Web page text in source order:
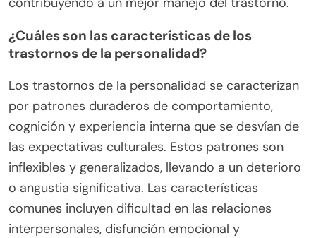
¿Cuáles son las características de los
trastornos de la personalidad?
Los trastornos de la personalidad se caracterizan
por patrones duraderos de comportamiento,
cognición y experiencia interna que se desvían de
las expectativas culturales. Estos patrones son
inflexibles y generalizados, llevando a un deterioro
o angustia significativa. Las características
comunes incluyen dificultad en las relaciones
interpersonales, disfunción emocional y